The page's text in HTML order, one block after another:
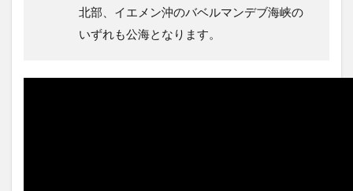
北部、イエメン沖のバベルマンデブ海峡の
いずれも公海となります。